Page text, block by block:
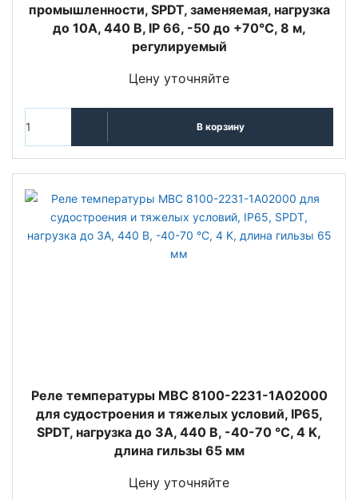
промышленности, SPDT, заменяемая, нагрузка
до 10А, 440 В, IP 66, -50 до +70°С, 8 м,
регулируемый
Цену уточняйте
В корзину
Реле температуры MBC 8100-2231-1A02000
для судостроения и тяжелых условий, IP65,
SPDT, нагрузка до 3А, 440 В, -40-70 °C, 4 K,
длина гильзы 65 мм
Цену уточняйте